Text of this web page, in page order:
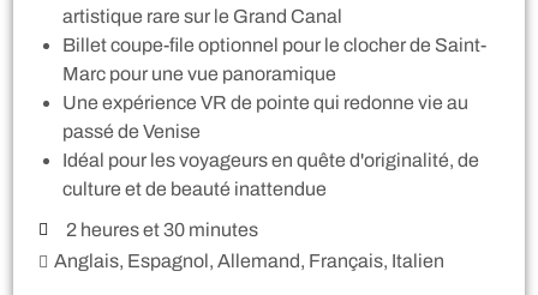
artistique rare sur le Grand Canal
Billet coupe-file optionnel pour le clocher de Saint-
Marc pour une vue panoramique
Une expérience VR de pointe qui redonne vie au
passé de Venise
Idéal pour les voyageurs en quête d'originalité, de
culture et de beauté inattendue
2 heures et 30 minutes
Anglais, Espagnol, Allemand, Français, Italien